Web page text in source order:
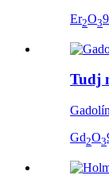
Er2O3
Tudj
Gd2O3